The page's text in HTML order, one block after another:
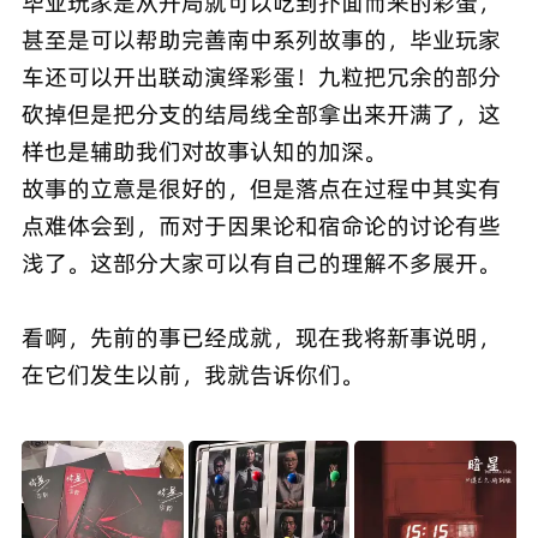
甚至是可以帮助完善南中系列故事的，毕业玩家
车还可以开出联动演绎彩蛋！九粒把冗余的部分
砍掉但是把分支的结局线全部拿出来开满了，这
样也是辅助我们对故事认知的加深。
故事的立意是很好的，但是落点在过程中其实有
点难体会到，而对于因果论和宿命论的讨论有些
浅了。这部分大家可以有自己的理解不多展开。
看啊，先前的事已经成就，现在我将新事说明，
在它们发生以前，我就告诉你们。